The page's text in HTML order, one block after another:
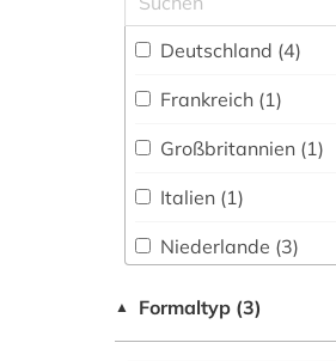
Orientalistik (0)
(0)
Pädagogik (0)
Philosophie (11)
Physik (1)
Psychologie (1)
friedrich (1844-
1900) (1)
frühe neuzeit (1)
(1)
gesammelte werke
gesamtausgaben (1)
Deutschland (4)
Frankreich (1)
Großbritannien (1)
Italien (1)
Niederlande (3)
Oesterreich (1)
Schweiz (1)
▲ Formaltyp (3)